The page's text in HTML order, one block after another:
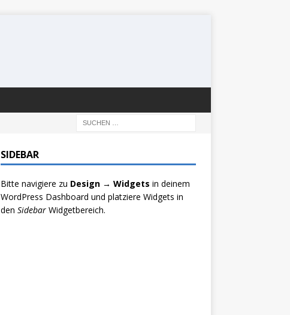
SIDEBAR
Bitte navigiere zu Design → Widgets in deinem
WordPress Dashboard und platziere Widgets in
den SidebarWidgetbereich.